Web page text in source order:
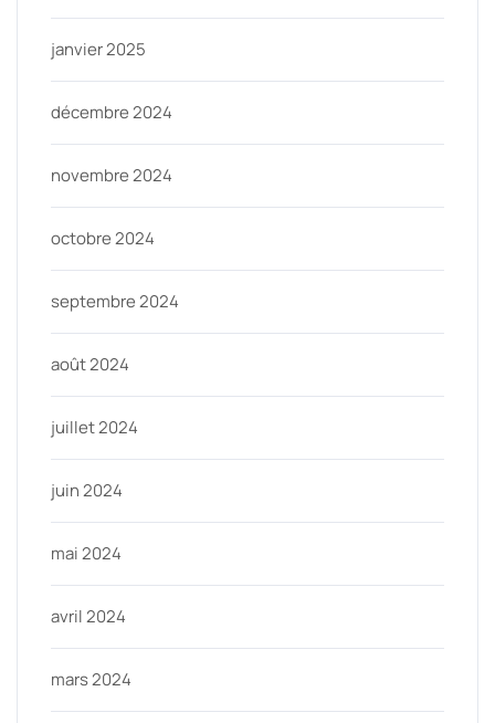
janvier 2025
décembre 2024
novembre 2024
octobre 2024
septembre 2024
août 2024
juillet 2024
juin 2024
mai 2024
avril 2024
mars 2024